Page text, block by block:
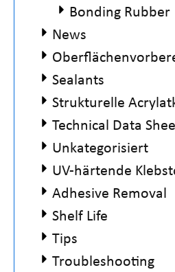
Bonding Rubber
News
Sealants
Strukturelle
Technical Data
Unkategorisiert
UV-härtende
Adhesive Removal
Shelf Life
Tips
Troubleshooting